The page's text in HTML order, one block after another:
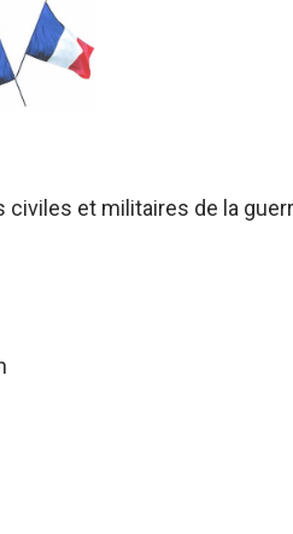
et militaires de la